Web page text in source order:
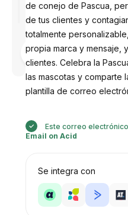
por
Anastasiia
de conejo de Pascua,
de tus clientes y
totalmente
propia marca y mensaje,
clientes. Celebra la
las mascotas y comparte
plantilla de correo
Este correo
Email on Acid
Se integra con